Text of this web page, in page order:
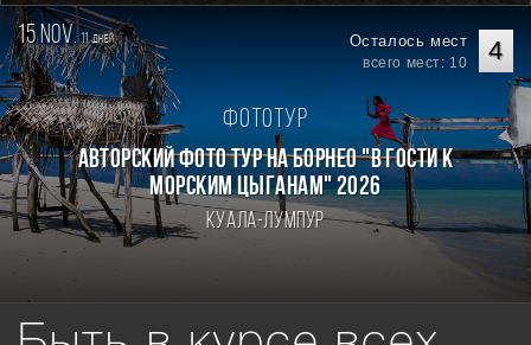
15 nov.11дней 4
Осталось мест
всего мест: 10
Фототур
Авторский фото тур на Борнео "В гости к
морским цыганам" 2026
Куала-Лумпур